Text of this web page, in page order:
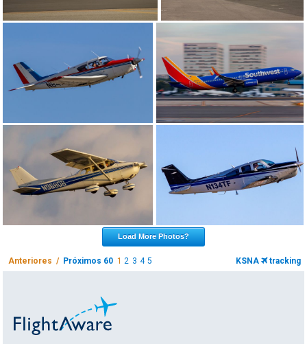
Load More Photos?
Anteriores / Próximos 60 12 3 4 5 KSNA tracking